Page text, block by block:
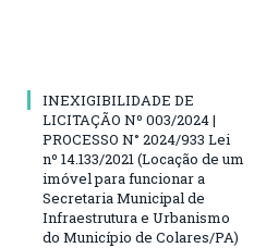
INEXIGIBILIDADE DE
LICITAÇÃO Nº 003/2024 |
PROCESSO N° 2024/933 Lei
nº 14.133/2021 (Locação de um
imóvel para funcionar a
Secretaria Municipal de
Infraestrutura e Urbanismo
do Município de Colares/PA)